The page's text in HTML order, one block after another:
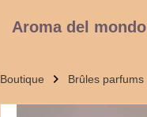
Aroma del mondo
Boutique Brûles parfums